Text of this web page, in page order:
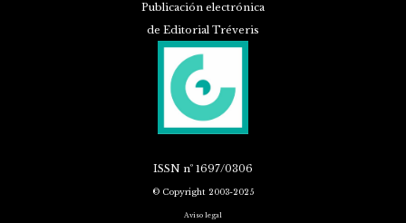
Publicación electrónica
de Editorial Tréveris
ISSN nº 1697/0306
© Copyright 2003-2025
Aviso legal